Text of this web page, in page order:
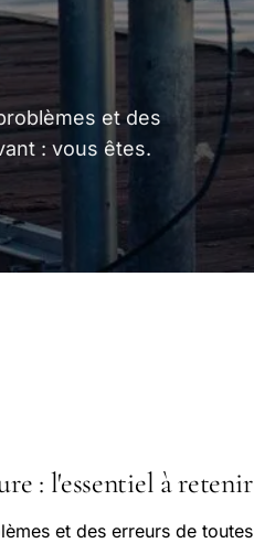
et des
: vous êtes.
: l'essentiel à retenir
et des erreurs de toutes